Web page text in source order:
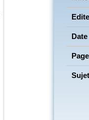
Date